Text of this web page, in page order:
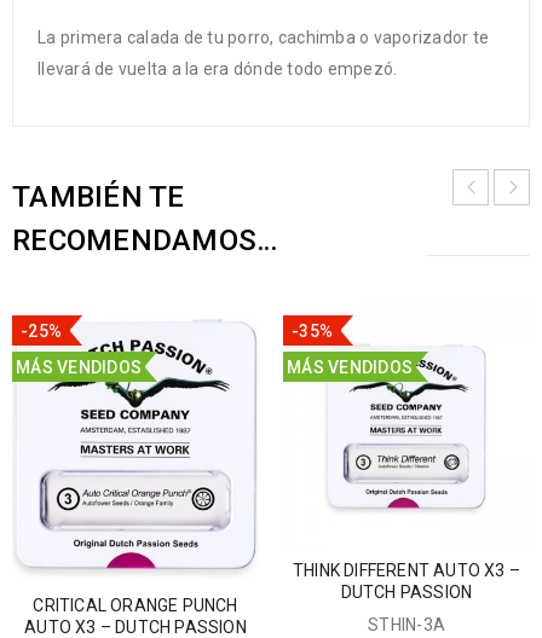
La primera calada de tu porro, cachimba o vaporizador te
llevará de vuelta a la era dónde todo empezó.
TAMBIÉN TE
RECOMENDAMOS…
-25%
MÁS VENDIDOS
CRITICAL ORANGE PUNCH
AUTO X3 – DUTCH PASSION
-35%
MÁS VENDIDOS
THINK DIFFERENT AUTO X3 –
DUTCH PASSION
STHIN-3A